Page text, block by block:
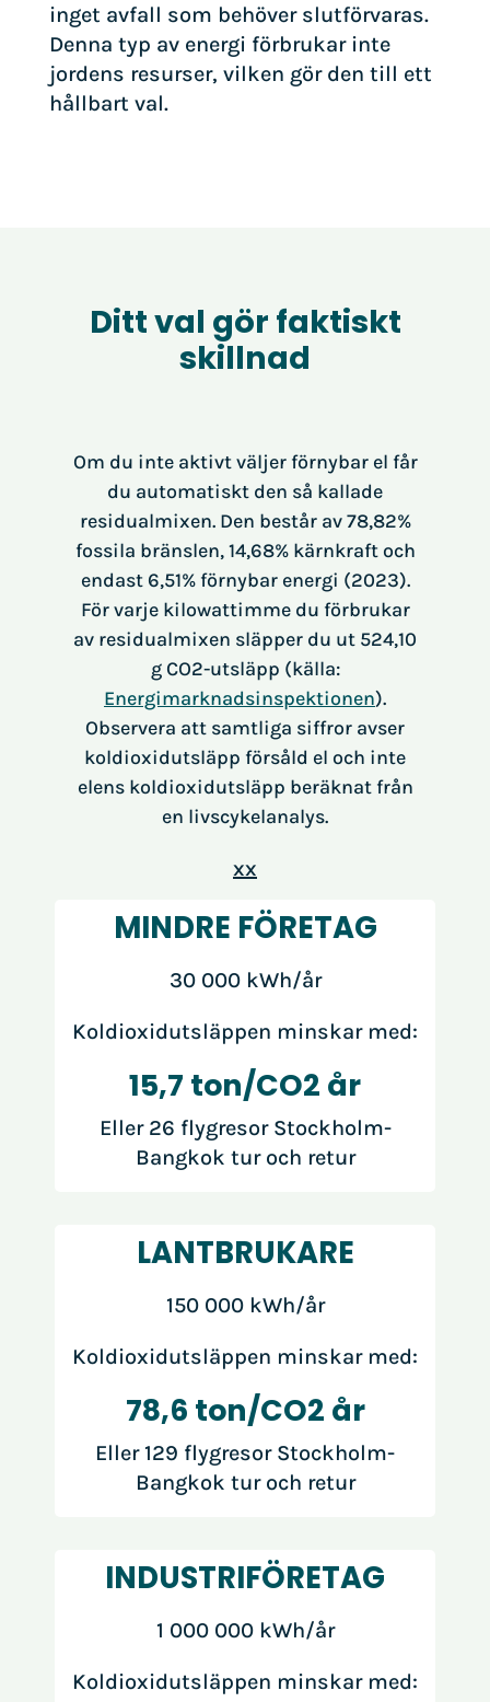
inget avfall som behöver slutförvaras.
Denna typ av energi förbrukar inte
jordens resurser, vilken gör den till ett
hållbart val.
Ditt val gör faktiskt
skillnad
Om du inte aktivt väljer förnybar el får
du automatiskt den så kallade
residualmixen. Den består av 78,82%
fossila bränslen, 14,68% kärnkraft och
endast 6,51% förnybar energi (2023).
För varje kilowattimme du förbrukar
av residualmixen släpper du ut 524,10
g CO2-utsläpp (källa:
Energimarknadsinspektionen).
Observera att samtliga siffror avser
koldioxidutsläpp försåld el och inte
elens koldioxidutsläpp beräknat från
en livscykelanalys.
xx
MINDRE FÖRETAG
30 000 kWh/år
Koldioxidutsläppen minskar med:
15,7 ton/CO2 år
Eller 26 flygresor Stockholm-
Bangkok tur och retur
LANTBRUKARE
150 000 kWh/år
Koldioxidutsläppen minskar med:
78,6 ton/CO2 år
Eller 129 flygresor Stockholm-
Bangkok tur och retur
INDUSTRIFÖRETAG
1 000 000 kWh/år
Koldioxidutsläppen minskar med: